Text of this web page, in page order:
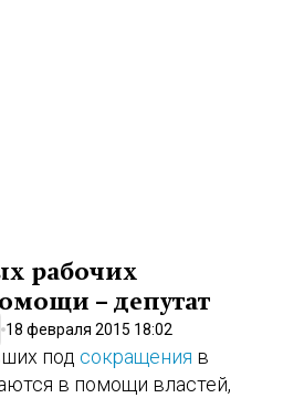
рабочих
– депутат
18 февраля 2015 18:02
под сокращения в
в помощи властей,